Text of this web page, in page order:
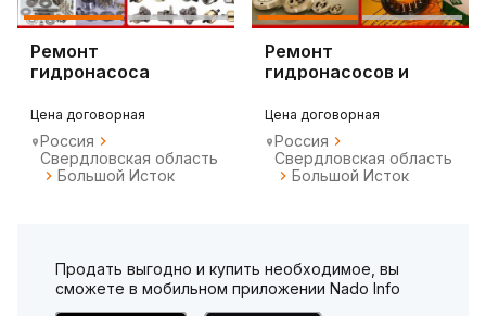
Ремонт
гидронасоса
Цена договорная
Россия
Свердловская область
Большой Исток
Ремонт
гидронасосов и
Цена договорная
Россия
Свердловская область
Большой Исток
Продать выгодно и купить необходимое, вы
сможете в мобильном приложении Nado Info